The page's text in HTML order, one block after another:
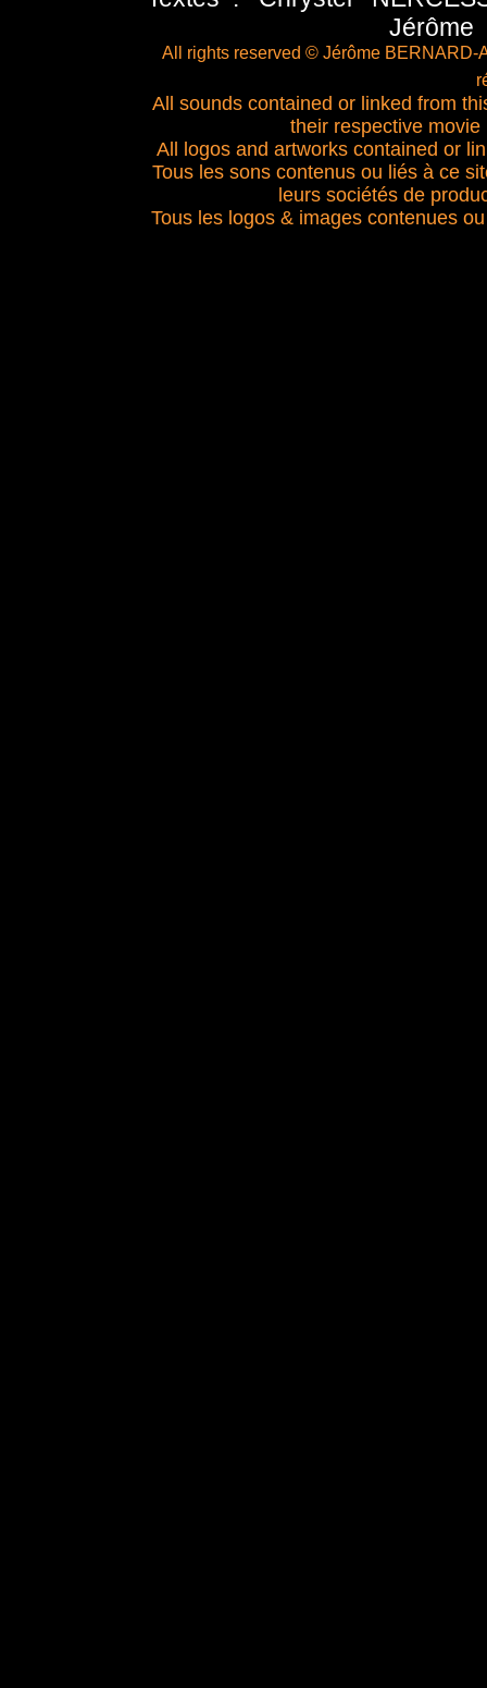
Jérôme
All rights reserved © Jérôme BERNARD-
All sounds contained or linked from
their respective
All logos and artworks contained or
Tous les sons contenus ou liés à ce
leurs sociétés de
Tous les logos & images contenues